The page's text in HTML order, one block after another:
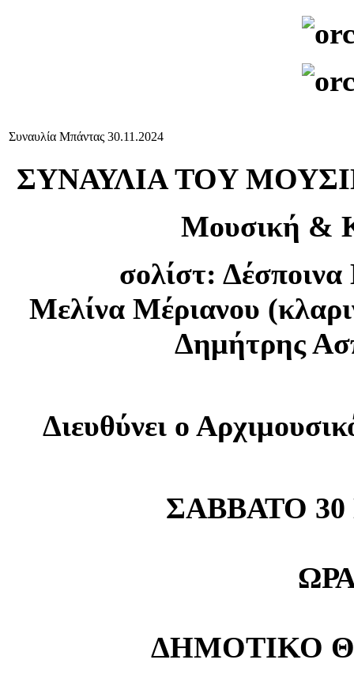
Συναυλία Μπάντας 30.11.2024
ΣΥΝΑΥΛΙΑ TOY
Μουσική &
σολίστ:
Μελίνα Μέριανου
Δημήτρης
Διευθύνει ο
ΣΑΒΒΑΤΟ
ΔΗΜΟΤΙΚΟ